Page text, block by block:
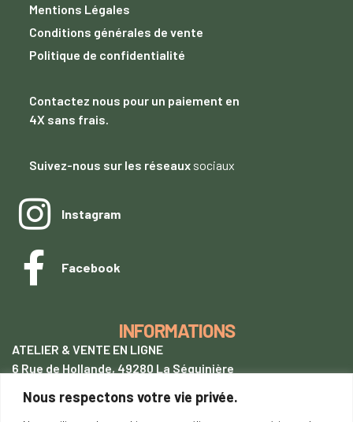
Nous respectons votre vie privée.
Mentions Légales
Conditions générales de vente
Politique de confidentialité
Contactez nous pour un paiement en
4X sans frais.
Suivez-nous sur les réseaux sociaux
Instagram
Facebook
INFORMATIONS
ATELIER & VENTE EN LIGNE
6 Rue de Hollande, 49280 La Séguinière
+33 (0)7 62 28 54 94